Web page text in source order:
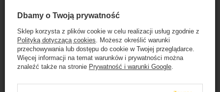
Dbamy o Twoją prywatność
Sklep korzysta z plików cookie w celu realizacji usług zgodnie z
Polityką dotyczącą cookies . Możesz określić warunki
przechowywania lub dostępu do cookie w Twojej przeglądarce.
Więcej informacji na temat warunków i prywatności można
znaleźć także na stronie Prywatność i warunki Google